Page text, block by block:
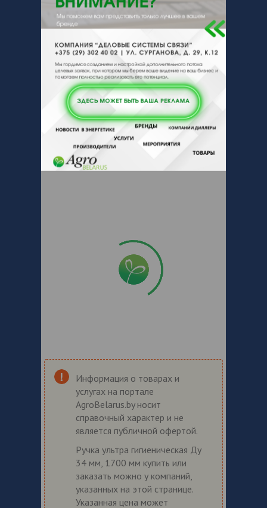
Оставьте электронный заказ с помощью
кнопки "Заказать" и мы подберем для
Вас подходящую компанию
поставщика.
Информация о товарах и
услугах на портале
AgroBelarus.by носит
справочный характер и не
является публичной офертой.
Ручка ультра гигиеническая Ду
34 мм, 1700 мм купить или
заказать можно у компаний,
указанных на этой странице.
Указанная цена может